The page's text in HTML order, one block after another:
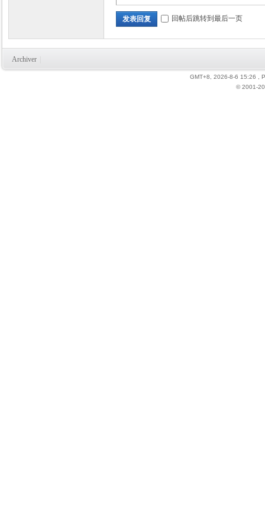
发表回复 回帖后跳转到最后一页
Archiver
GMT+8, 2026-8-6 15:26
,
© 2001-